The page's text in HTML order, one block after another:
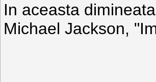
In aceasta
Michael Jackson,